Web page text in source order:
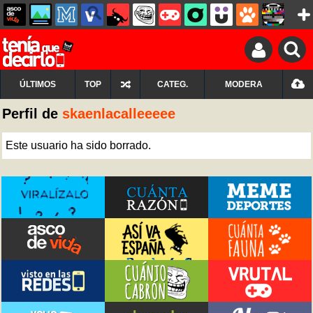
ÚLTIMOS TOP CATEG. MODERA
Perfil de skaenlacalleeeee
Este usuario ha sido borrado.